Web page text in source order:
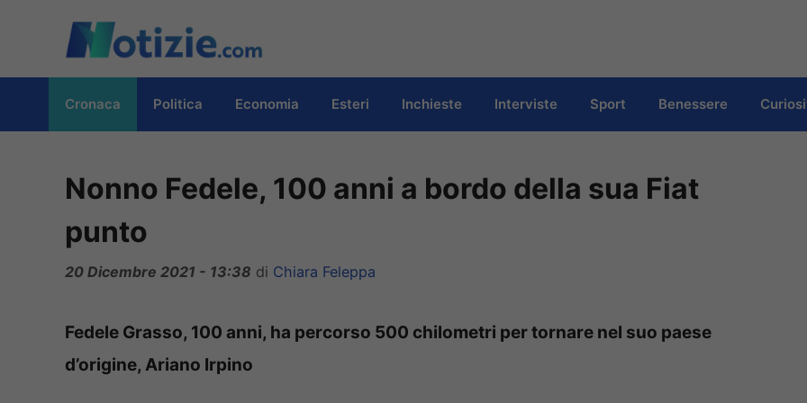
contenuto
Cronaca Politica Economia Esteri Inchieste Interviste Sport Benessere
Nonno Fedele, 100 anni a bordo della sua Fiat
punto
20 Dicembre 2021 - 13:38 di Chiara Feleppa
Fedele Grasso, 100 anni, ha percorso 500 chilometri per tornare nel suo paese
d’origine, Ariano Irpino